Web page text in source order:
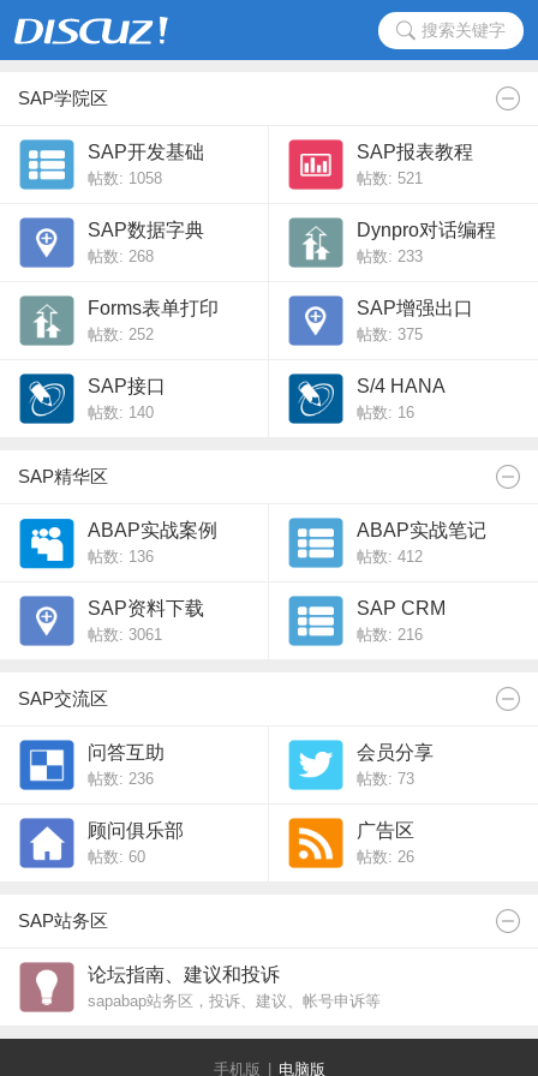
搜索关键字
SAP学院区
SAP开发基础
帖数: 1058
SAP报表教程
帖数: 521
SAP数据字典
帖数: 268
Dynpro对话编程
帖数: 233
Forms表单打印
帖数: 252
SAP增强出口
帖数: 375
SAP接口
帖数: 140
S/4 HANA
帖数: 16
SAP精华区
ABAP实战案例
帖数: 136
ABAP实战笔记
帖数: 412
SAP资料下载
帖数: 3061
SAP CRM
帖数: 216
SAP交流区
问答互助
帖数: 236
会员分享
帖数: 73
顾问俱乐部
帖数: 60
广告区
帖数: 26
SAP站务区
论坛指南、建议和投诉
sapabap站务区，投诉、建议、帐号申诉等
手机版 电脑版